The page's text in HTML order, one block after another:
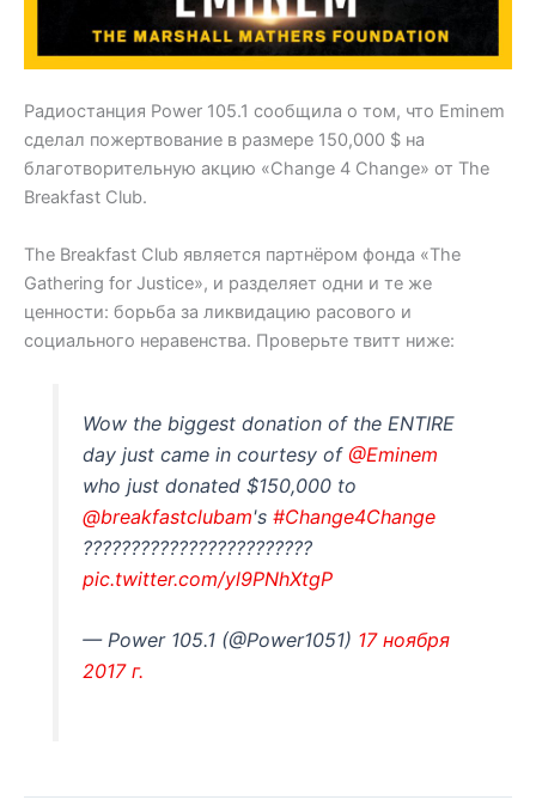
Радиостанция Power 105.1 сообщила о том, что Eminem
сделал пожертвование в размере 150,000 $ на
благотворительную акцию «Change 4 Change» от The
Breakfast Club.
The Breakfast Club является партнёром фонда «The
Gathering for Justice», и разделяет одни и те же
ценности: борьба за ликвидацию расового и
социального неравенства. Проверьте твитт ниже:
Wow the biggest donation of the ENTIRE
day just came in courtesy of@Eminem
who just donated $150,000 to
@breakfastclubam's#Change4Change
????????????????????????
pic.twitter.com/yl9PNhXtgP
— Power 105.1 (@Power1051) 17 ноября
2017 г.